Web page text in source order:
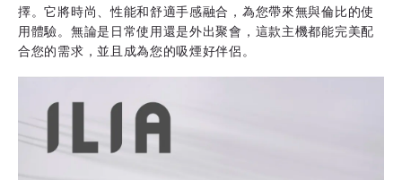
擇。它將時尚、性能和舒適手感融合，為您帶來無與倫比的使
用體驗。無論是日常使用還是外出聚會，這款主機都能完美配
合您的需求，並且成為您的吸煙好伴侶。